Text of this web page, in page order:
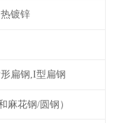
镀锌
扁钢,I型扁钢
麻花钢/圆钢）